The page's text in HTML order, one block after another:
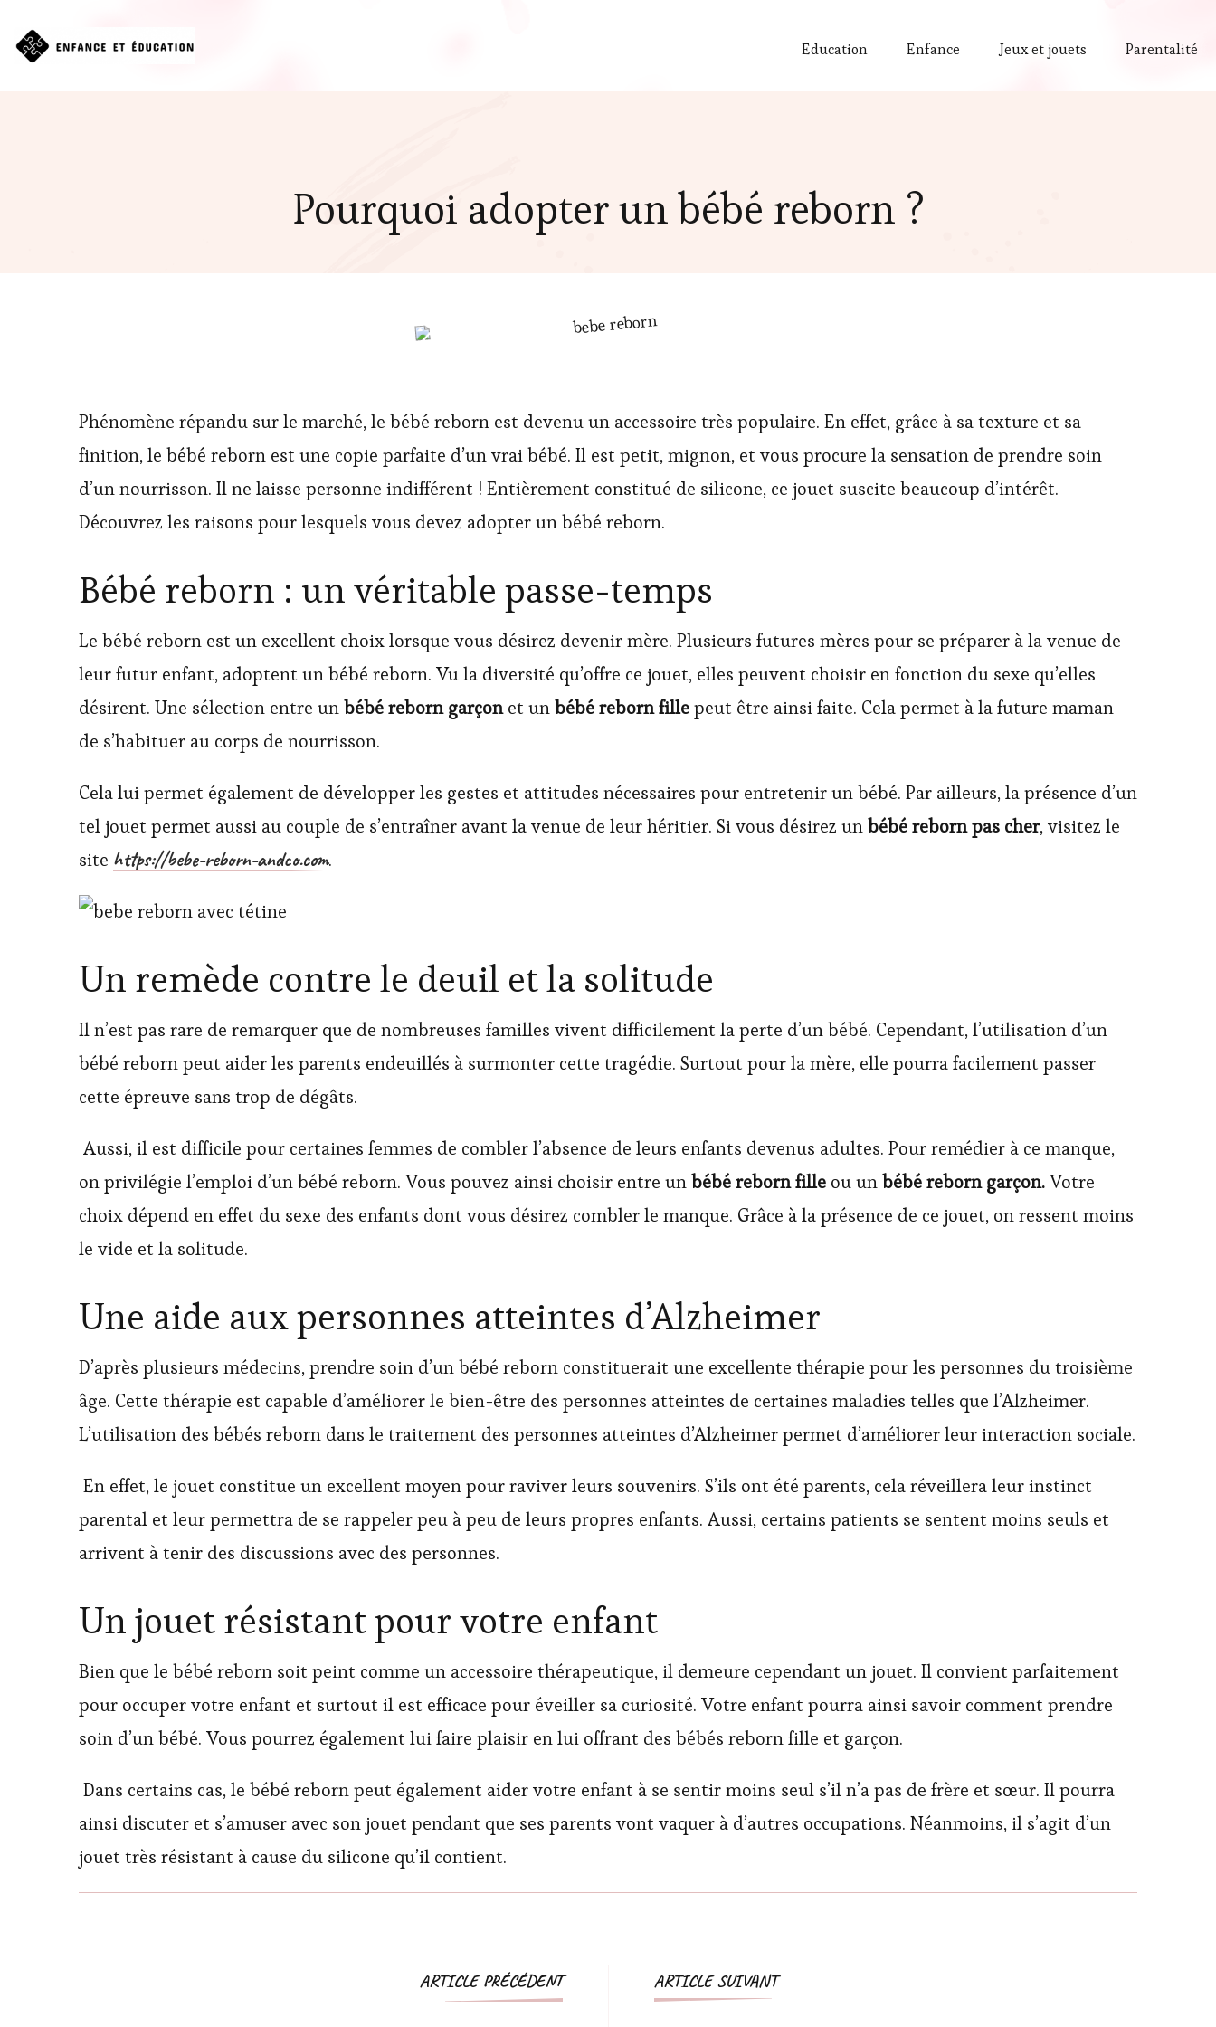
Education Enfance Jeux et jouets Parentalité
Pourquoi adopter un bébé reborn ?
Phénomène répandu sur le marché, le bébé reborn est devenu un accessoire très populaire. En effet, grâce à sa texture et sa
finition, le bébé reborn est une copie parfaite d’un vrai bébé. Il est petit, mignon, et vous procure la sensation de prendre soin
d’un nourrisson. Il ne laisse personne indifférent ! Entièrement constitué de silicone, ce jouet suscite beaucoup d’intérêt.
Découvrez les raisons pour lesquels vous devez adopter un bébé reborn.
Bébé reborn : un véritable passe-temps
Le bébé reborn est un excellent choix lorsque vous désirez devenir mère. Plusieurs futures mères pour se préparer à la venue de
leur futur enfant, adoptent un bébé reborn. Vu la diversité qu’offre ce jouet, elles peuvent choisir en fonction du sexe qu’elles
désirent. Une sélection entre unbébé reborn garçonet unbébé reborn fillepeut être ainsi faite. Cela permet à la future maman
de s’habituer au corps de nourrisson.
Cela lui permet également de développer les gestes et attitudes nécessaires pour entretenir un bébé. Par ailleurs, la présence d’un
tel jouet permet aussi au couple de s’entraîner avant la venue de leur héritier. Si vous désirez unbébé reborn pas cher, visitez le
site https://bebe-reborn-andco.com.
Un remède contre le deuil et la solitude
Il n’est pas rare de remarquer que de nombreuses familles vivent difficilement la perte d’un bébé. Cependant, l’utilisation d’un
bébé reborn peut aider les parents endeuillés à surmonter cette tragédie. Surtout pour la mère, elle pourra facilement passer
cette épreuve sans trop de dégâts.
Aussi, il est difficile pour certaines femmes de combler l’absence de leurs enfants devenus adultes. Pour remédier à ce manque,
on privilégie l’emploi d’un bébé reborn. Vous pouvez ainsi choisir entre unbébé reborn fille ou unbébé reborn garçon.Votre
choix dépend en effet du sexe des enfants dont vous désirez combler le manque. Grâce à la présence de ce jouet, on ressent moins
le vide et la solitude.
Une aide aux personnes atteintes d’Alzheimer
D’après plusieurs médecins, prendre soin d’un bébé reborn constituerait une excellente thérapie pour les personnes du troisième
âge. Cette thérapie est capable d’améliorer le bien-être des personnes atteintes de certaines maladies telles que l’Alzheimer.
L’utilisation des bébés reborn dans le traitement des personnes atteintes d’Alzheimer permet d’améliorer leur interaction sociale.
En effet, le jouet constitue un excellent moyen pour raviver leurs souvenirs. S’ils ont été parents, cela réveillera leur instinct
parental et leur permettra de se rappeler peu à peu de leurs propres enfants. Aussi, certains patients se sentent moins seuls et
arrivent à tenir des discussions avec des personnes.
Un jouet résistant pour votre enfant
Bien que le bébé reborn soit peint comme un accessoire thérapeutique, il demeure cependant un jouet. Il convient parfaitement
pour occuper votre enfant et surtout il est efficace pour éveiller sa curiosité. Votre enfant pourra ainsi savoir comment prendre
soin d’un bébé. Vous pourrez également lui faire plaisir en lui offrant des bébés reborn fille et garçon.
Dans certains cas, le bébé reborn peut également aider votre enfant à se sentir moins seul s’il n’a pas de frère et sœur. Il pourra
ainsi discuter et s’amuser avec son jouet pendant que ses parents vont vaquer à d’autres occupations. Néanmoins, il s’agit d’un
jouet très résistant à cause du silicone qu’il contient.
Navigation
ARTICLE PRÉCÉDENT ARTICLE SUIVANT